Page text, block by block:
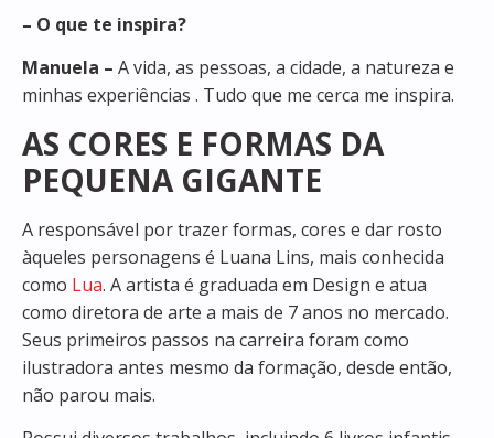
– O que te inspira?
Manuela – A vida, as pessoas, a cidade, a natureza e
minhas experiências . Tudo que me cerca me inspira.
AS CORES E FORMAS DA
PEQUENA GIGANTE
A responsável por trazer formas, cores e dar rosto
àqueles personagens é Luana Lins, mais conhecida
como Lua. A artista é graduada em Design e atua
como diretora de arte a mais de 7 anos no mercado.
Seus primeiros passos na carreira foram como
ilustradora antes mesmo da formação, desde então,
não parou mais.